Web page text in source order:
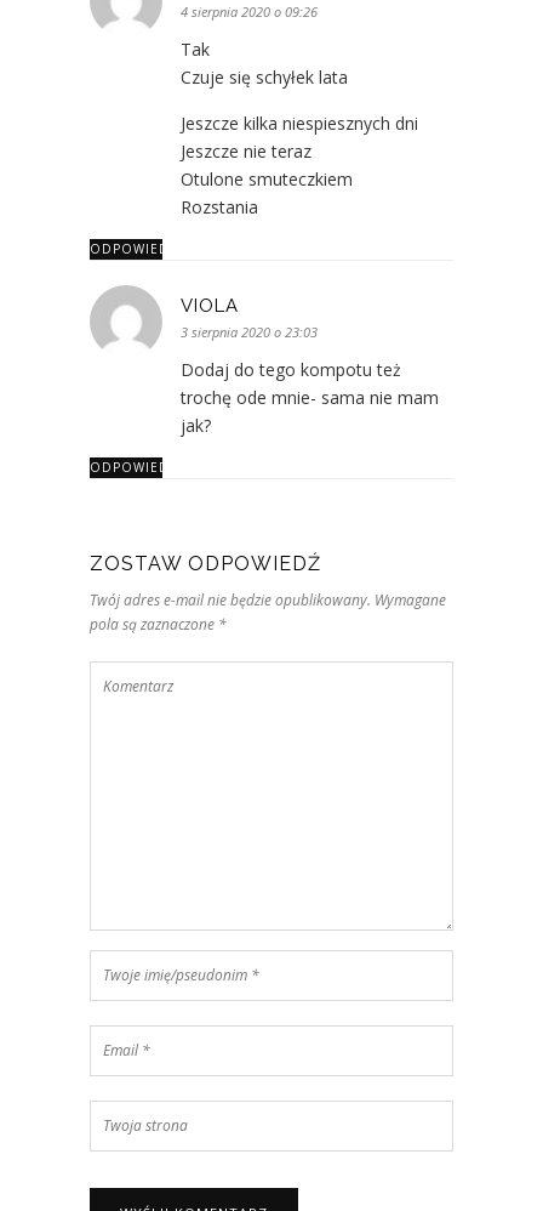
4 sierpnia 2020 o 09:26
Tak
Czuje się schyłek lata
Jeszcze kilka niespiesznych dni
Jeszcze nie teraz
Otulone smuteczkiem
Rozstania
ODPOWIEDZ
VIOLA
3 sierpnia 2020 o 23:03
Dodaj do tego kompotu też
trochę ode mnie- sama nie mam
jak?
ODPOWIEDZ
ZOSTAW ODPOWIEDŹ
Twój adres e-mail nie będzie opublikowany. Wymagane
pola są zaznaczone *